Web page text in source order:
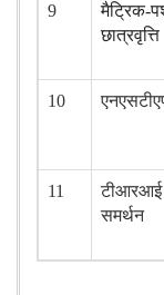
9
मैट्रिक-
छात्रवृत्ति
10
11
समर्थन